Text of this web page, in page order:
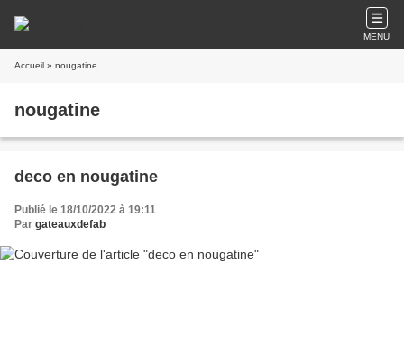
MENU
Accueil » nougatine
nougatine
deco en nougatine
Publié le 18/10/2022 à 19:11
Par gateauxdefab